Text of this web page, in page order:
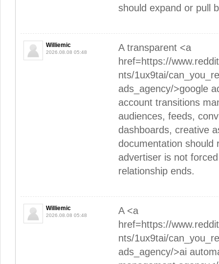
should expand or pull
Williemic
2026.08.08 05:48
A transparent <a
href=https://
nts/1ux9tai/
ads_agency/>google
account transitions
audiences, feeds,
dashboards, creative
documentation should
advertiser is not
relationship ends.
Williemic
2026.08.08 05:48
A <a
href=https://
nts/1ux9tai/
ads_agency/>ai